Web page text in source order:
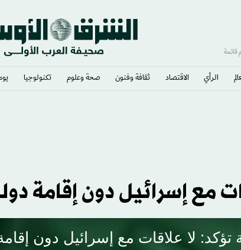
قاتمة
الرأي الاقتصاد ثقافة وفنون صحة وعلوم تكنولوجيا
مع إسرائيل دون إقامة
تؤكد: لا علاقات مع إسرائيل دون